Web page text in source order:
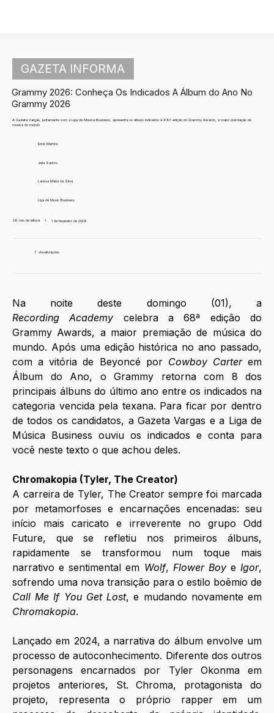
GAZETA INFORMA
Grammy 2026: Conheça Os Indicados A Álbum do Ano No
Grammy 2026
A Gazeta Vargas, juntamente com a Liga de Música Business, apresenta os álbuns indicados à 68ª edição do Grammy Awards, a maior premiação de
música do mundo
Erick Martins
Julia Santos
Larissa Maria da Silva
Liga de Music Business
26 min de leitura • 1 de fevereiro de 2026
7 visualizações
Recording
Academy celebra a 68ª edição do
Grammy Awards, a maior premiação de música do
mundo. Após uma edição histórica no ano passado,
com a vitória de Beyoncé por Cowboy Carter em
Álbum do Ano, o Grammy retorna com 8 dos
principais álbuns do último ano entre os indicados na
categoria vencida pela texana. Para ficar por dentro
de todos os candidatos, a Gazeta Vargas e a Liga de
Música Business ouviu os indicados e conta para
você neste texto o que achou deles.
Chromakopia (Tyler, The Creator)
A carreira de Tyler, The Creator sempre foi marcada
por metamorfoses e encarnações encenadas: seu
início mais caricato e irreverente no grupo Odd
Future, que se refletiu nos primeiros álbuns,
rapidamente se transformou num toque mais
narrativo e sentimental em Wolf, Flower Boy e Igor,
Call Me If You Get Lost
Chromakopia.
Lançado em 2024, a narrativa do álbum envolve um
processo de autoconhecimento. Diferente dos outros
personagens encarnados por Tyler Okonma em
projetos anteriores, St. Chroma, protagonista do
projeto, representa o próprio rapper em um